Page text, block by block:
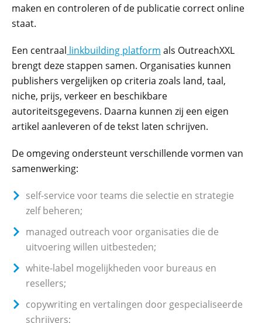
maken en controleren of de publicatie correct online
staat.
Een centraal linkbuilding platform als OutreachXXL
brengt deze stappen samen. Organisaties kunnen
publishers vergelijken op criteria zoals land, taal,
niche, prijs, verkeer en beschikbare
autoriteitsgegevens. Daarna kunnen zij een eigen
artikel aanleveren of de tekst laten schrijven.
De omgeving ondersteunt verschillende vormen van
samenwerking:
self-service voor teams die selectie en strategie
zelf beheren;
managed outreach voor organisaties die de
uitvoering willen uitbesteden;
white-label mogelijkheden voor bureaus en
resellers;
copywriting en vertalingen door gespecialiseerde
schrijvers;